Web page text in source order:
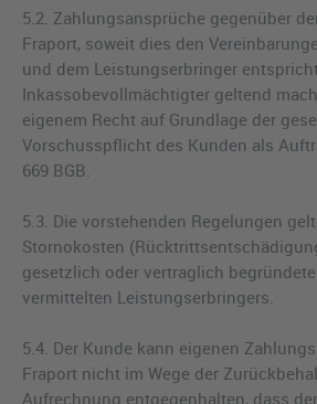
5.2. Zahlungsansprüche gegenüber
Fraport, soweit dies den
und dem Leistungserbringer
Inkassobevollmächtigter geltend
eigenem Recht auf Grundlage der
Vorschusspflicht des Kunden als
669 BGB.
5.3. Die vorstehenden Regelungen
Stornokosten
gesetzlich oder vertraglich
vermittelten Leistungserbringers.
5.4. Der Kunde kann eigenen
Fraport nicht im Wege der
Aufrechnung entgegenhalten, dass